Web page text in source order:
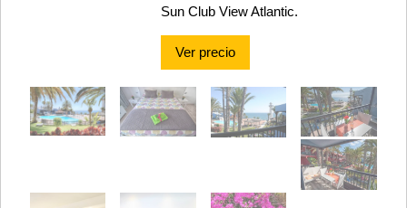
Sun Club View Atlantic.
Ver precio